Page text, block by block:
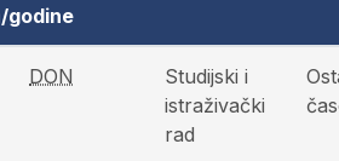
godine
DON
Studijski i
istraživački
rad